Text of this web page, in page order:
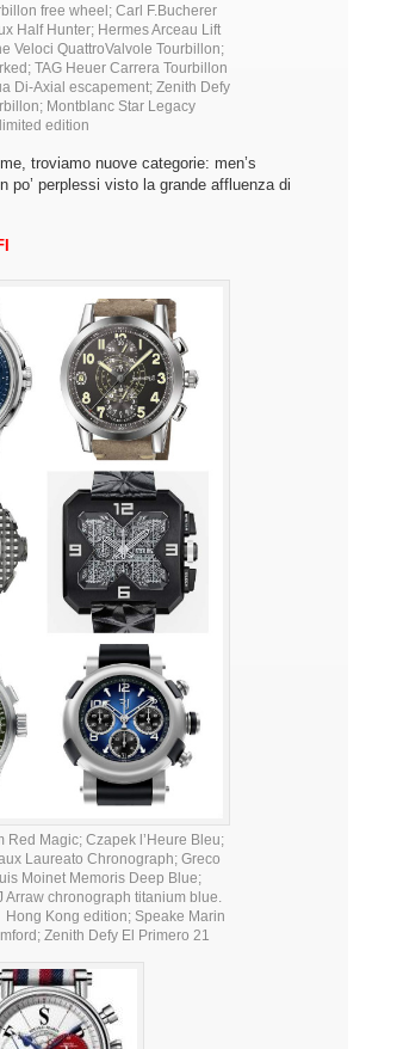
free wheel; Carl F.Bucherer
Half Hunter; Hermes Arceau Lift
Veloci QuattroValvole Tourbillon;
TAG Heuer Carrera Tourbillon
Di-Axial escapement; Zenith Defy
Montblanc Star Legacy
edition
troviamo nuove categorie: men’s
po’ perplessi visto la grande affluenza di
Magic; Czapek l’Heure Bleu;
Laureato Chronograph; Greco
Moinet Memoris Deep Blue;
chronograph titanium blue.
Kong edition; Speake Marin
Zenith Defy El Primero 21